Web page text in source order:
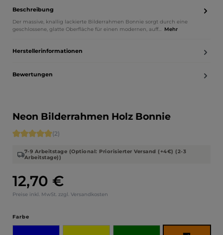
Beschreibung
Der massive, knallig lackierte Bilderrahmen Bonnie sorgt durch eine
geschlossene, glatte Oberfläche für einen modernen, auff… Mehr
Herstellerinformationen
Bewertungen
Neon Bilderrahmen Holz Bonnie
Regulärer Preis:
12,70 €
Preise inkl. MwSt. zzgl. Versandkosten
Durchschnittliche Bewertung von 5 von 5 Sternen
(2)
7-9 Arbeitstage (Optional: Priorisierter Versand (+4€) (2-3
Arbeitstage))
Farbeauswählen